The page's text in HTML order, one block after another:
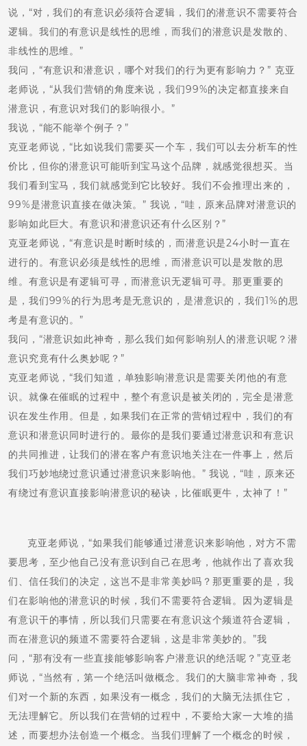
说，“对，我们的有意识必须符合逻辑，我们的潜意识不需要符合
逻辑。我们的有意识是线性的思维，而我们的潜意识是发散的、
非线性的思维。”
我问，“有意识和潜意识，哪个对我们的行为更有影响力？” 克亚
老师说，“从我们营销的角度来说，我们99%的决定都直接来自
潜意识，有意识对我们的影响很小。”
我说，“能不能举个例子？”
克亚老师说，“比如说我们需要买一个车，我们可以去分析车的性
价比，但你的潜意识可能听到宝马这个品牌，就感觉很想买。当
我们看到宝马，我们就感觉到它比较好。我们不会推理出来的，
99%是潜意识直接在做决策。” 我说，“哇，原来品牌对潜意识的
影响如此巨大。有意识和潜意识还有什么区别？”
克亚老师说，“有意识是时断时续的，而潜意识是24小时一直在
进行的。有意识必须是线性的思维，而潜意识可以是发散的思
维。有意识是有逻辑可寻，而潜意识无逻辑可寻。那更重要的
是，我们99%的行为思考是无意识的，是潜意识的，我们1%的思
考是有意识的。”
我问，“潜意识如此神奇，那么我们如何影响别人的潜意识呢？潜
意识究竟有什么奥妙呢？”
克亚老师说，“我们知道，单独影响潜意识是需要关闭他的有意
识。就像在催眠的过程中，整个有意识是被关闭的，完全是潜意
识在发生作用。但是，如果我们在正常的营销过程中，我们的有
意识和潜意识同时进行的。最你的是我们要通过潜意识和有意识
的共同推进，让我们的潜在客户有意识地关注在一件事上，然后
我们巧妙地绕过意识通过潜意识来影响他。” 我说，“哇，原来还
有绕过有意识直接影响潜意识的秘诀，比催眠更牛，太神了！”
克亚老师说，“如果我们能够通过潜意识来影响他，对方不需
要思考，至少他自己没有意识到自己在思考，他就作出了喜欢我
们、信任我们的决定，这岂不是非常美妙吗？那更重要的是，我
们在影响他的潜意识的时候，我们不需要符合逻辑。因为逻辑是
有意识干的事情，所以我们只需要在有意识这个频道符合逻辑，
而在潜意识的频道不需要符合逻辑，这是非常美妙的。”我
问，“那有没有一些直接能够影响客户潜意识的绝活呢？”克亚老
师说，“当然有，第一个绝活叫做概念。我们的大脑非常神奇，我
们对一个新的东西，如果没有一概念，我们的大脑无法抓住它，
无法理解它。所以我们在营销的过程中，不要给大家一大堆的描
述，而要想办法创造一个概念。当我们理解了一个概念的时候，